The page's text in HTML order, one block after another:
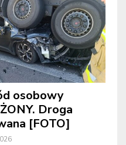
osobowy
Droga
[FOTO]